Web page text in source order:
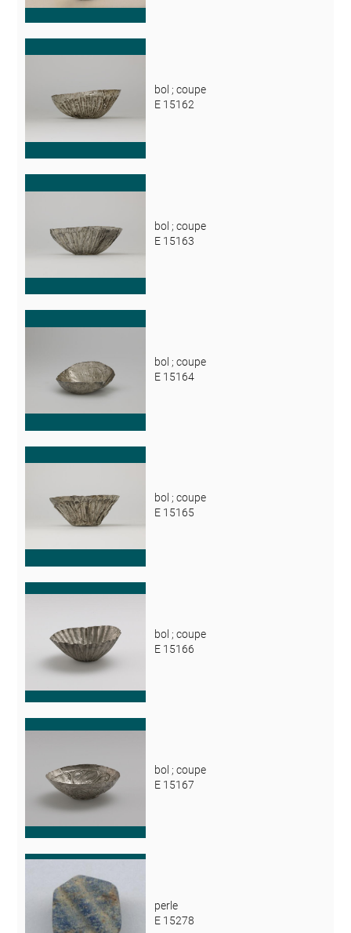
bol ; coupe
E 15162
bol ; coupe
E 15163
bol ; coupe
E 15164
bol ; coupe
E 15165
bol ; coupe
E 15166
bol ; coupe
E 15167
perle
E 15278